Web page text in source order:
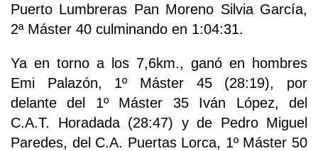
Puerto Lumbreras Pan Moreno Silvia García,
2ª Máster 40 culminando en 1:04:31.
Ya en torno a los 7,6km., ganó en hombres
Emi Palazón, 1º Máster 45 (28:19), por
delante del 1º Máster 35 Iván López, del
C.A.T. Horadada (28:47) y de Pedro Miguel
Paredes, del C.A. Puertas Lorca, 1º Máster 50